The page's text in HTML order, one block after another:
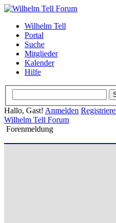
Wilhelm Tell
Portal
Suche
Mitglieder
Kalender
Hilfe
Hallo, Gast! Anmelden
Wilhelm Tell Forum
Forenmeldung